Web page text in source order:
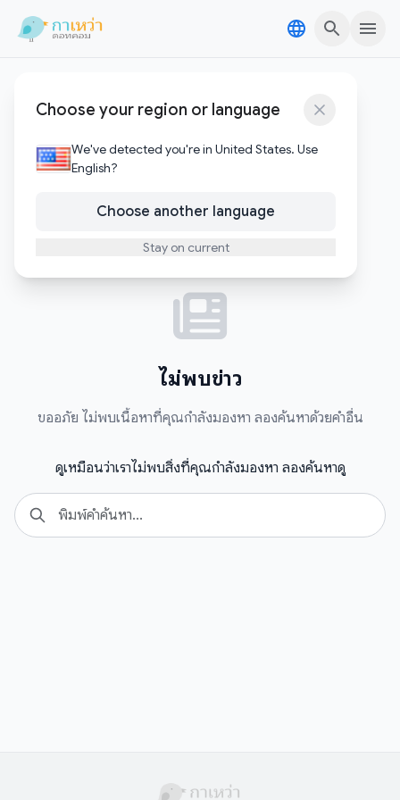
Choose your region or language
We've detected you're in United States. Use
English?
Choose another language
Stay on current
Sungei Buloh Wetland
Reserve
ไม่พบข่าว
ขออภัย ไม่พบเนื้อหาที่คุณกำลังมองหา ลองค้นหาด้วยคำอื่น
ดูเหมือนว่าเราไม่พบสิ่งที่คุณกำลังมองหา ลองค้นหาดู
Search
for: